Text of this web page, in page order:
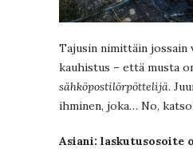
Tajusin nimittäin jossain
kauhistus – että musta
sähköpostilörpöttelijä.
ihminen, joka… No,
Asiani: laskutusosoite